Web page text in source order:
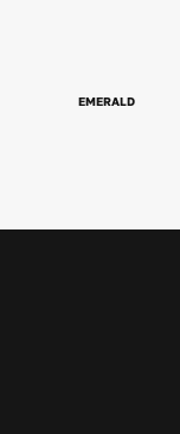
EMERALD